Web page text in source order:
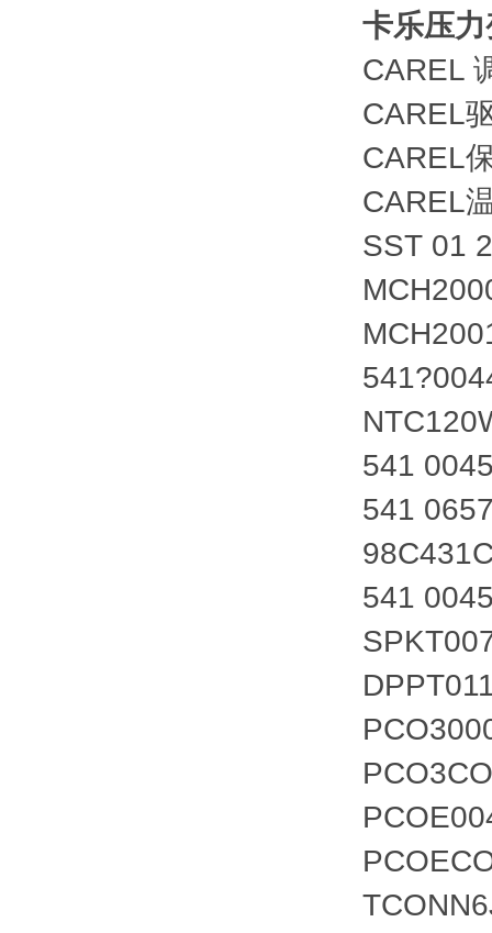
卡乐压
CAREL
CAREL
CAREL
CAREL
SST 01
541
541
541